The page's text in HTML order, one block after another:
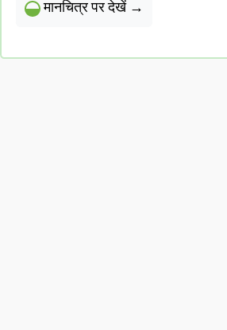
मानचित्र पर देखें →